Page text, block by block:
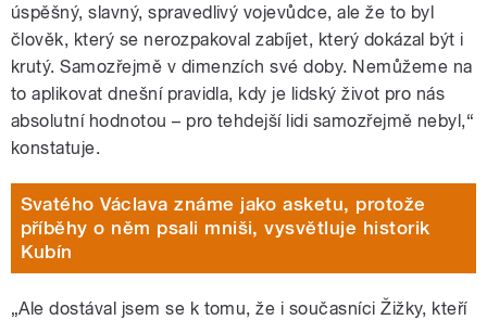
úspěšný, slavný, spravedlivý vojevůdce, ale že to byl
člověk, který se nerozpakoval zabíjet, který dokázal být i
krutý. Samozřejmě v dimenzích své doby. Nemůžeme na
to aplikovat dnešní pravidla, kdy je lidský život pro nás
absolutní hodnotou – pro tehdejší lidi samozřejmě nebyl,“
konstatuje.
Svatého Václava známe jako asketu, protože
příběhy o něm psali mniši, vysvětluje historik
Kubín
„Ale dostával jsem se k tomu, že i současníci Žižky, kteří